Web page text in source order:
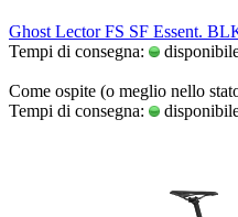
Ghost Lector FS SF Essent.
Tempi di consegna:
Come ospite (o meglio nello
Tempi di consegna: